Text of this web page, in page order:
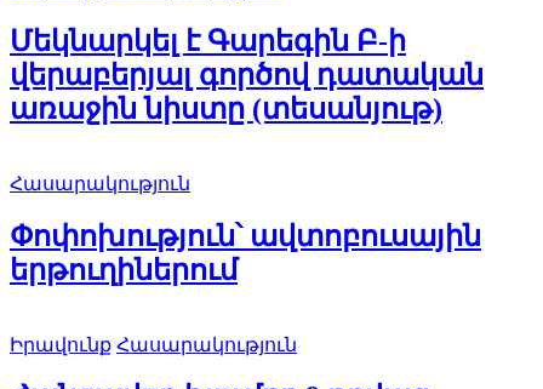
Մեկնարկել է Գարեգին Բ-ի
վերաբերյալ գործով դատական
առաջին նիստը (տեսանյութ)
Հասարակություն
Փոփոխություն՝ ավտոբուսային
երթուղիներում
Իրավունք Հասարակություն